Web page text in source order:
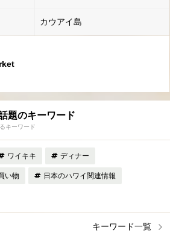
カウアイ島
題のキーワード
キーワード
ワイキキ ディナー
い物 日本のハワイ関連情報
キーワード一覧